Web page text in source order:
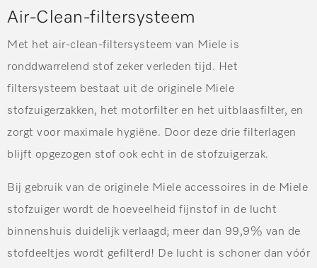
Air-Clean-filtersysteem
Met het air-clean-filtersysteem van Miele is
ronddwarrelend stof zeker verleden tijd. Het
filtersysteem bestaat uit de originele Miele
stofzuigerzakken, het motorfilter en het uitblaasfilter, en
zorgt voor maximale hygiëne. Door deze drie filterlagen
blijft opgezogen stof ook echt in de stofzuigerzak.
Bij gebruik van de originele Miele accessoires in de Miele
stofzuiger wordt de hoeveelheid fijnstof in de lucht
binnenshuis duidelijk verlaagd; meer dan 99,9% van de
stofdeeltjes wordt gefilterd! De lucht is schoner dan vóór